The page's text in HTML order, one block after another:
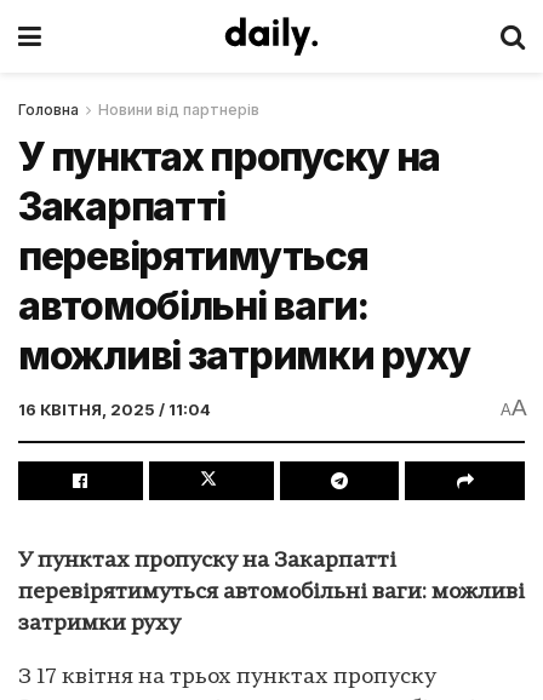
Головна Новини від партнерів
У пунктах пропуску на
Закарпатті
перевірятимуться
автомобільні ваги:
можливі затримки руху
16 КВІТНЯ, 2025 / 11:04 AA
У пунктах пропуску на Закарпатті
перевірятимуться автомобільні ваги: можливі
затримки руху
З 17 квітня на трьох пунктах пропуску